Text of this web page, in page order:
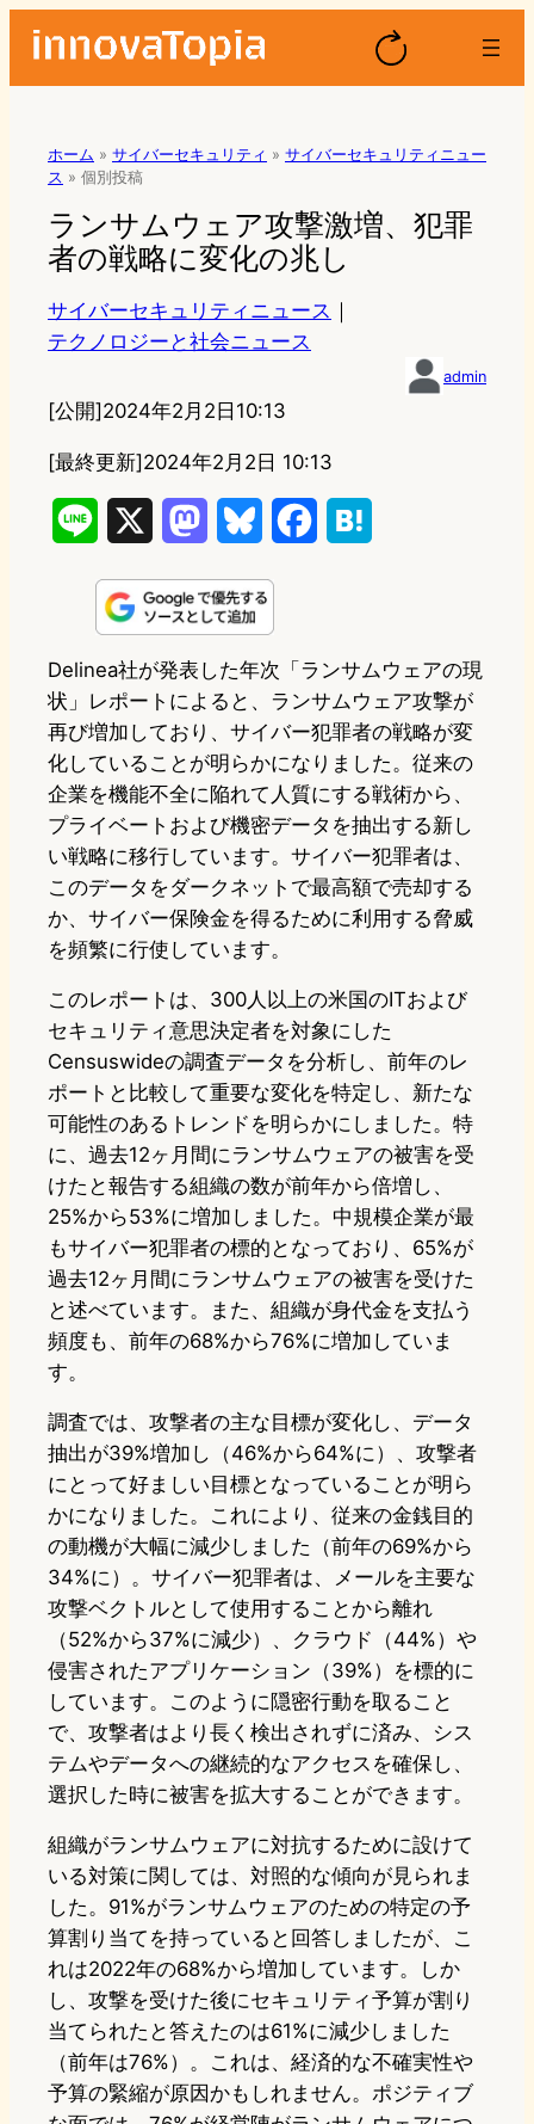
ホーム » サイバーセキュリティ » サイバーセキュリティニュー
ス » 個別投稿
ランサムウェア攻撃激増、犯罪
者の戦略に変化の兆し
サイバーセキュリティニュース ｜
テクノロジーと社会ニュース
admin
[公開]2024年2月2日10:13
[最終更新]2024年2月2日 10:13
n
s
o
d
o
n
u
e
k
y
b
o
o
k
n
a
Delinea社が発表した年次「ランサムウェアの現
状」レポートによると、ランサムウェア攻撃が
再び増加しており、サイバー犯罪者の戦略が変
化していることが明らかになりました。従来の
企業を機能不全に陥れて人質にする戦術から、
プライベートおよび機密データを抽出する新し
い戦略に移行しています。サイバー犯罪者は、
このデータをダークネットで最高額で売却する
か、サイバー保険金を得るために利用する脅威
を頻繁に行使しています。
このレポートは、300人以上の米国のITおよび
セキュリティ意思決定者を対象にした
Censuswideの調査データを分析し、前年のレ
ポートと比較して重要な変化を特定し、新たな
可能性のあるトレンドを明らかにしました。特
に、過去12ヶ月間にランサムウェアの被害を受
けたと報告する組織の数が前年から倍増し、
25%から53%に増加しました。中規模企業が最
もサイバー犯罪者の標的となっており、65%が
過去12ヶ月間にランサムウェアの被害を受けた
と述べています。また、組織が身代金を支払う
頻度も、前年の68%から76%に増加していま
す。
調査では、攻撃者の主な目標が変化し、データ
抽出が39%増加し（46%から64%に）、攻撃者
にとって好ましい目標となっていることが明ら
かになりました。これにより、従来の金銭目的
の動機が大幅に減少しました（前年の69%から
34%に）。サイバー犯罪者は、メールを主要な
攻撃ベクトルとして使用することから離れ
（52%から37%に減少）、クラウド（44%）や
侵害されたアプリケーション（39%）を標的に
しています。このように隠密行動を取ること
で、攻撃者はより長く検出されずに済み、シス
テムやデータへの継続的なアクセスを確保し、
選択した時に被害を拡大することができます。
組織がランサムウェアに対抗するために設けて
いる対策に関しては、対照的な傾向が見られま
した。91%がランサムウェアのための特定の予
算割り当てを持っていると回答しましたが、こ
れは2022年の68%から増加しています。しか
し、攻撃を受けた後にセキュリティ予算が割り
当てられたと答えたのは61%に減少しました
（前年は76%）。これは、経済的な不確実性や
予算の緊縮が原因かもしれません。ポジティブ